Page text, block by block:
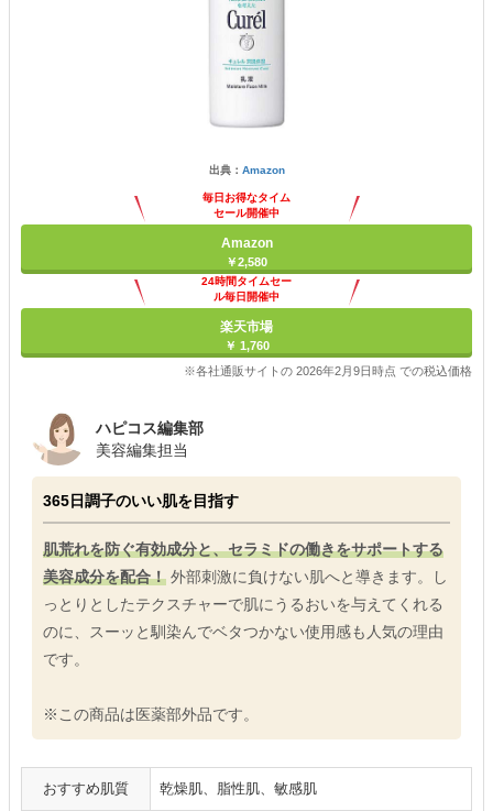
出典： Amazon
毎日お得なタイム
セール開催中
Amazon
￥2,580
24時間タイムセー
ル毎日開催中
楽天市場
￥ 1,760
※各社通販サイトの 2026年2月9日時点 での税込価格
ハピコス編集部
美容編集担当
365日調子のいい肌を目指す
肌荒れを防ぐ有効成分と、セラミドの働きをサポートする
美容成分を配合！ 外部刺激に負けない肌へと導きます。し
っとりとしたテクスチャーで肌にうるおいを与えてくれる
のに、スーッと馴染んでベタつかない使用感も人気の理由
です。
※この商品は医薬部外品です。
おすすめ肌質 乾燥肌、脂性肌、敏感肌